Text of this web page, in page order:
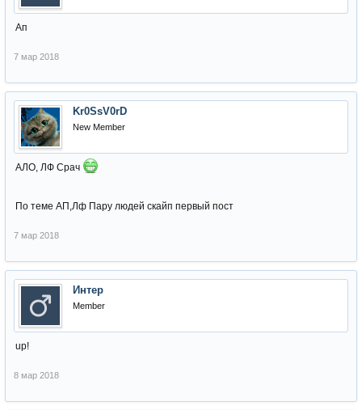
Ап
7 мар 2018
Kr0SsV0rD
New Member
АЛО, ЛФ Срач
По теме АП,Лф Пару людей скайп первый пост
7 мар 2018
Интер
Member
up!
8 мар 2018